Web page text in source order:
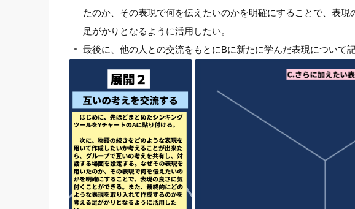
たのか、その表現で何を伝えたいのかを明確にすることで、表
足がかりとなるように活用したい。
最後に、他の人との交流をもとにBに新たに学んだ表現について記